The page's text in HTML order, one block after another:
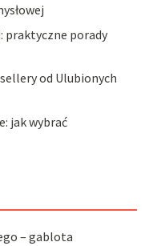
praktyczne porady
od Ulubionych
jak wybrać
– gablota